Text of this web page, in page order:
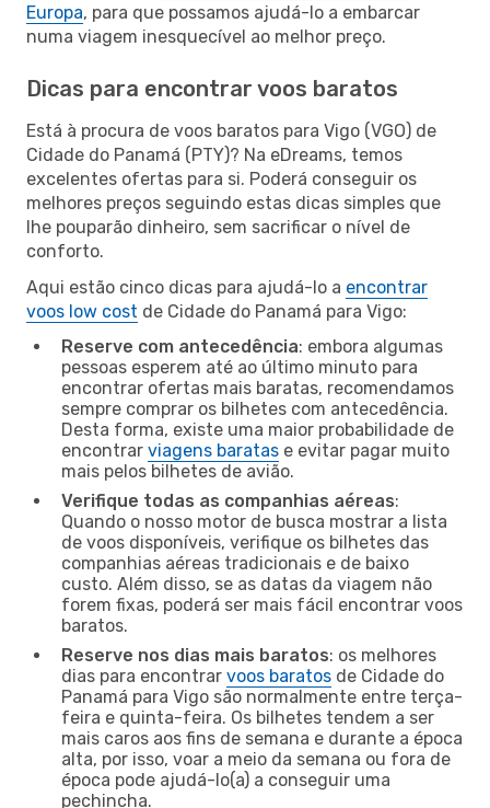
Europa, para que possamos ajudá-lo a embarcar
numa viagem inesquecível ao melhor preço.
Dicas para encontrar voos baratos
Está à procura de voos baratos para Vigo (VGO) de
Cidade do Panamá (PTY)? Na eDreams, temos
excelentes ofertas para si. Poderá conseguir os
melhores preços seguindo estas dicas simples que
lhe pouparão dinheiro, sem sacrificar o nível de
conforto.
Aqui estão cinco dicas para ajudá-lo a encontrar
voos low cost de Cidade do Panamá para Vigo:
Reserve com antecedência: embora algumas
pessoas esperem até ao último minuto para
encontrar ofertas mais baratas, recomendamos
sempre comprar os bilhetes com antecedência.
Desta forma, existe uma maior probabilidade de
encontrar viagens baratas e evitar pagar muito
mais pelos bilhetes de avião.
Verifique todas as companhias aéreas:
Quando o nosso motor de busca mostrar a lista
de voos disponíveis, verifique os bilhetes das
companhias aéreas tradicionais e de baixo
custo. Além disso, se as datas da viagem não
forem fixas, poderá ser mais fácil encontrar voos
baratos.
Reserve nos dias mais baratos: os melhores
dias para encontrar voos baratos de Cidade do
Panamá para Vigo são normalmente entre terça-
feira e quinta-feira. Os bilhetes tendem a ser
mais caros aos fins de semana e durante a época
alta, por isso, voar a meio da semana ou fora de
época pode ajudá-lo(a) a conseguir uma
pechincha.